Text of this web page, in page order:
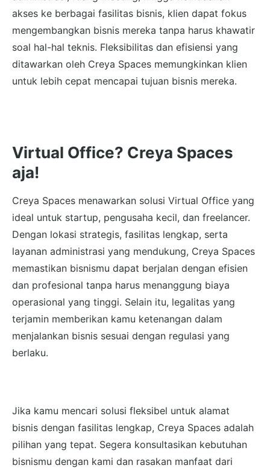
akses ke berbagai fasilitas bisnis, klien dapat fokus
mengembangkan bisnis mereka tanpa harus khawatir
soal hal-hal teknis. Fleksibilitas dan efisiensi yang
ditawarkan oleh Creya Spaces memungkinkan klien
untuk lebih cepat mencapai tujuan bisnis mereka.
Virtual Office? Creya Spaces
aja!
Creya Spaces menawarkan solusi Virtual Office yang
ideal untuk startup, pengusaha kecil, dan freelancer.
Dengan lokasi strategis, fasilitas lengkap, serta
layanan administrasi yang mendukung, Creya Spaces
memastikan bisnismu dapat berjalan dengan efisien
dan profesional tanpa harus menanggung biaya
operasional yang tinggi. Selain itu, legalitas yang
terjamin memberikan kamu ketenangan dalam
menjalankan bisnis sesuai dengan regulasi yang
berlaku.
Jika kamu mencari solusi fleksibel untuk alamat
bisnis dengan fasilitas lengkap, Creya Spaces adalah
pilihan yang tepat. Segera konsultasikan kebutuhan
bisnismu dengan kami dan rasakan manfaat dari